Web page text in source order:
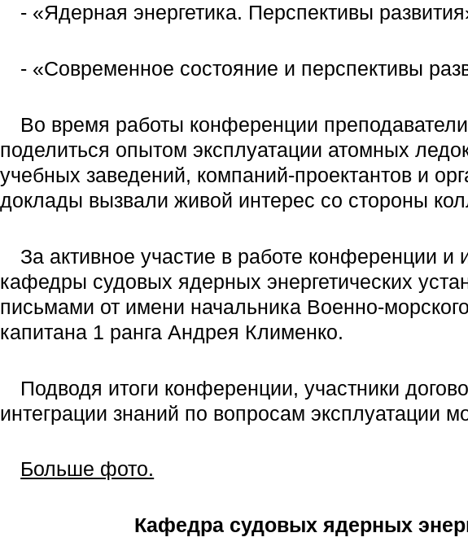
- «Ядерная энергетика. Перспективы
- «Современное состояние и перспективы
Во время работы конференции
поделиться опытом эксплуатации атомных
учебных заведений, компаний-проектантов и
доклады вызвали живой интерес со стороны
За активное участие в работе конференции
кафедры судовых ядерных энергетических
письмами от имени начальника Военно-
капитана 1 ранга Андрея Клименко.
Подводя итоги конференции, участники
интеграции знаний по вопросам эксплуатации
Больше фото.
Кафедра судовых ядерных